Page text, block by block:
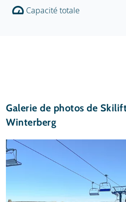
Capacité totale
Galerie de photos de
Winterberg